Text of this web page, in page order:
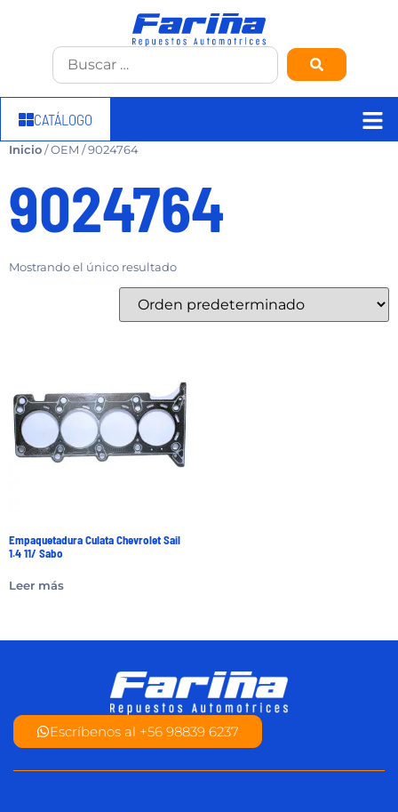
CATÁLOGO
Inicio/ OEM / 9024764
9024764
Mostrando el único resultado
Empaquetadura Culata Chevrolet Sail
1.4 11/ Sabo
Leer más
Escríbenos al +56 98839 6237